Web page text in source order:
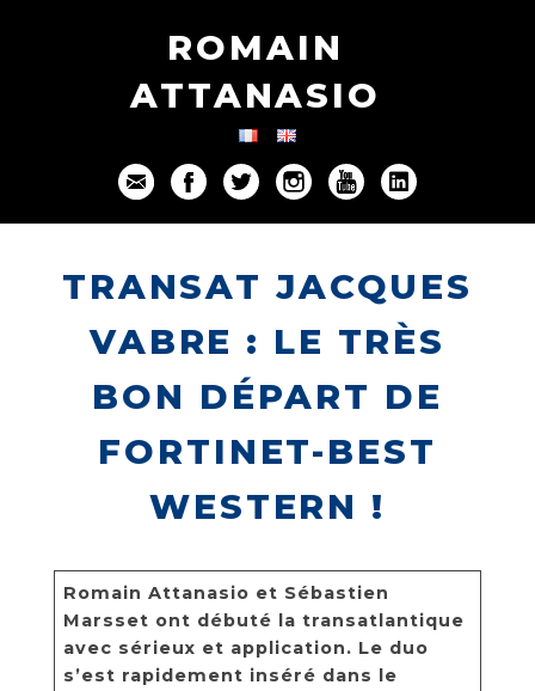
ROMAIN
ATTANASIO
TRANSAT JACQUES
VABRE : LE TRÈS
BON DÉPART DE
FORTINET-BEST
WESTERN !
Romain Attanasio et Sébastien
Marsset ont débuté la transatlantique
avec sérieux et application. Le duo
s’est rapidement inséré dans le